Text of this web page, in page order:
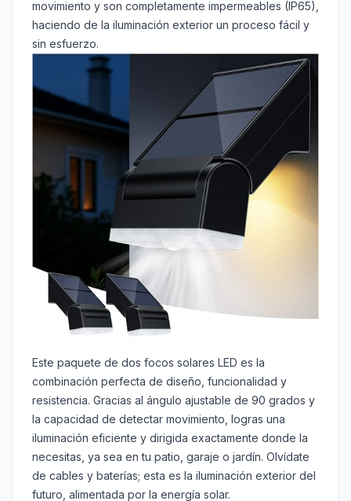
movimiento y son completamente impermeables (IP65),
haciendo de la iluminación exterior un proceso fácil y
sin esfuerzo.
Este paquete de dos focos solares LED es la
combinación perfecta de diseño, funcionalidad y
resistencia. Gracias al ángulo ajustable de 90 grados y
la capacidad de detectar movimiento, logras una
iluminación eficiente y dirigida exactamente donde la
necesitas, ya sea en tu patio, garaje o jardín. Olvídate
de cables y baterías; esta es la iluminación exterior del
futuro, alimentada por la energía solar.